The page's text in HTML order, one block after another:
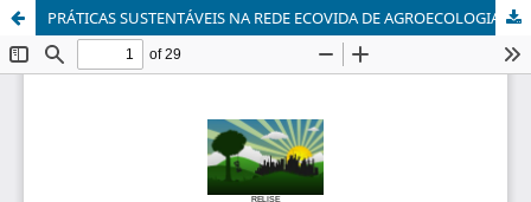
PRÁTICAS SUSTENTÁVEIS NA REDE ECOVIDA DE AGROECOLOGIA: ESTUDO COM PRODUTORES DA SERRA GAÚCHA